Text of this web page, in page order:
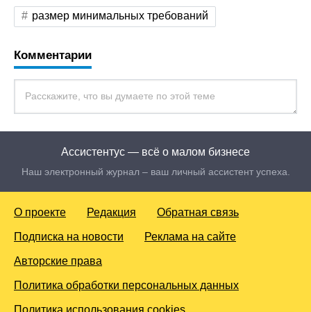
размер минимальных требований
Комментарии
Ассистентус — всё о малом бизнесе
Наш электронный журнал – ваш личный ассистент успеха.
О проекте Редакция Обратная связь
Подписка на новости Реклама на сайте
Авторские права
Политика обработки персональных данных
Политика использования cookies